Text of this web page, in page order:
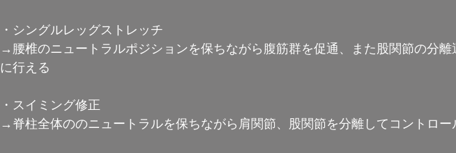
・シングルレッグストレッチ
→腰椎のニュートラルポジションを保ちながら腹筋群を促通、また股関節の分離
に行える
・スイミング修正
→脊柱全体ののニュートラルを保ちながら肩関節、股関節を分離してコントロー